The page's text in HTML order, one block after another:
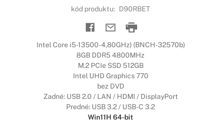
kód produktu: D90RBET
Intel Core i5-13500-4,80GHz) (BNCH-32570b)
8GB DDR5 4800MHz
M.2 PCIe SSD 512GB
Intel UHD Graphics 770
bez DVD
Zadné: USB 2.0 / LAN / HDMI / DisplayPort
Predné: USB 3.2 / USB-C 3.2
Win11H 64-bit